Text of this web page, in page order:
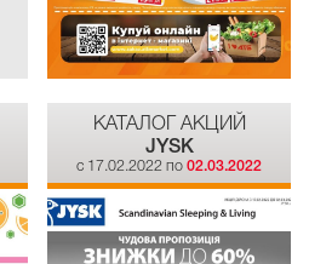
КАТАЛОГ АКЦИЙ
JYSK
c 17.02.2022 по02.03.2022